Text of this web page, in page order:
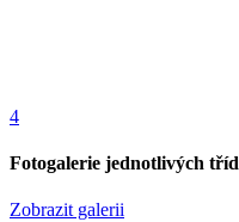
4
Fotogalerie jednotlivých tříd
Zobrazit galerii